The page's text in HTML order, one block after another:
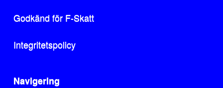
Godkänd för F-Skatt
Integritetspolicy
Navigering